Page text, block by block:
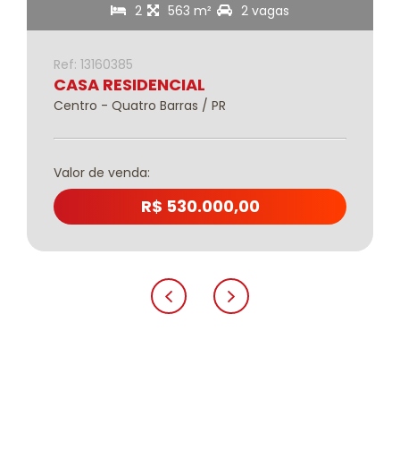
2 563 m² 2 vagas
Ref: 13160385
CASA RESIDENCIAL
Centro - Quatro Barras / PR
Valor de venda:
R$ 530.000,00